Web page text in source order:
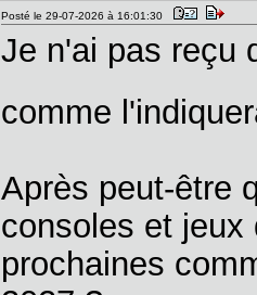
Posté le 29-07-2026 à 16:01:30
Je n'ai pas reçu
comme
Après peut-être
consoles et jeux
prochaines